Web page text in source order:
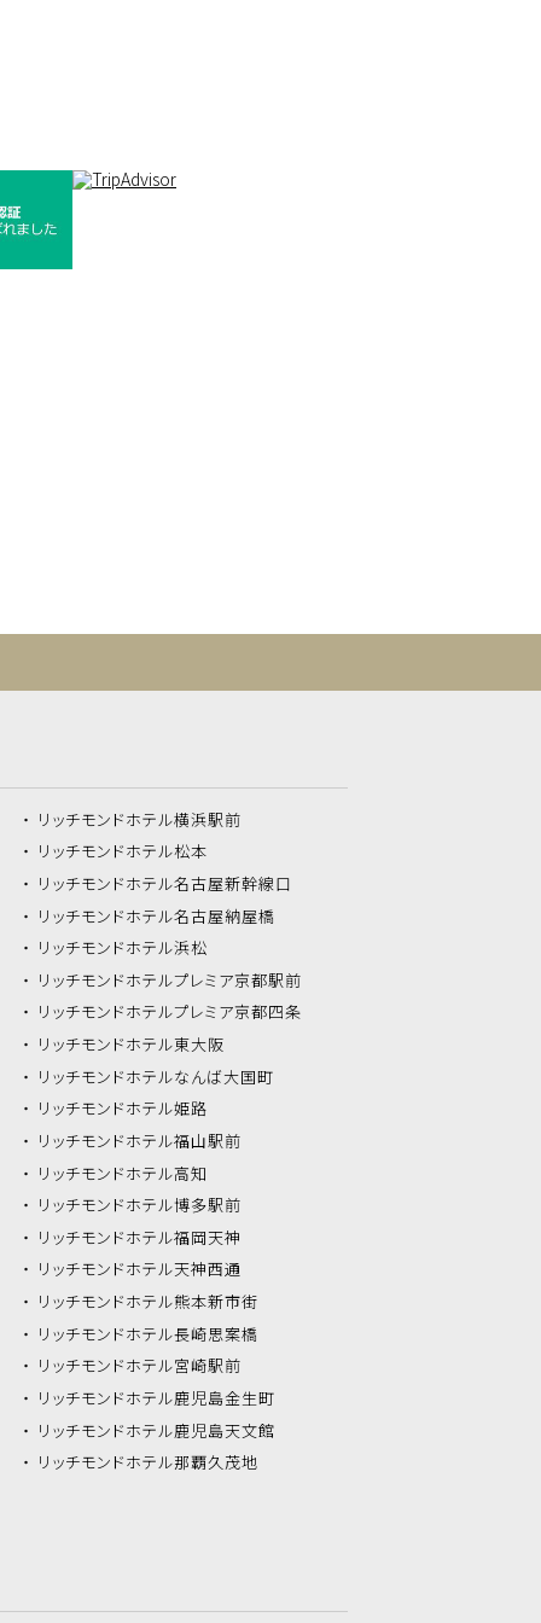
リッチモンドホテル横浜駅前
リッチモンドホテル松本
リッチモンドホテル名古屋新幹線口
リッチモンドホテル名古屋納屋橋
リッチモンドホテル浜松
リッチモンドホテルプレミア京都駅前
リッチモンドホテルプレミア京都四条
リッチモンドホテル東大阪
リッチモンドホテルなんば大国町
リッチモンドホテル姫路
リッチモンドホテル福山駅前
リッチモンドホテル高知
リッチモンドホテル博多駅前
リッチモンドホテル福岡天神
リッチモンドホテル天神西通
リッチモンドホテル熊本新市街
リッチモンドホテル長崎思案橋
リッチモンドホテル宮崎駅前
リッチモンドホテル鹿児島金生町
リッチモンドホテル鹿児島天文館
リッチモンドホテル那覇久茂地